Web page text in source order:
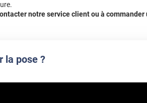
notre service client ou à commander
la pose ?